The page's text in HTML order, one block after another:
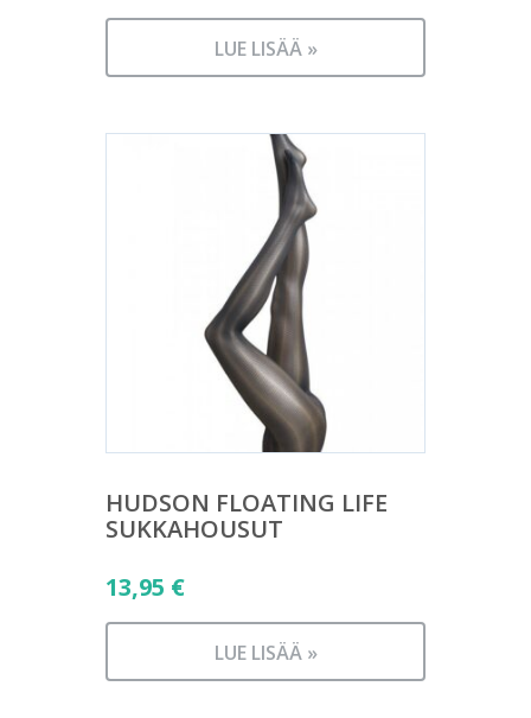
LUE LISÄÄ »
HUDSON FLOATING LIFE
SUKKAHOUSUT
13,95 €
LUE LISÄÄ »